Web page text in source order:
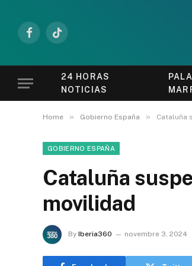
FacebookTikTok
24 HORAS
NOTICIAS
Home » Gobierno España » Cataluña
GOBIERNO ESPAÑA
Cataluña
movilidad
By Iberia360 novembre 3, 2024